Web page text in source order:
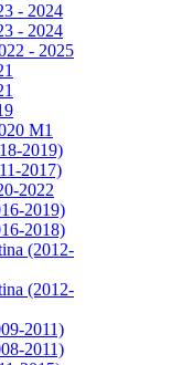
- 2024
- 2024
- 2025
M1
2019)
2017)
2022
2019)
2018)
(2012-
(2012-
2011)
2011)